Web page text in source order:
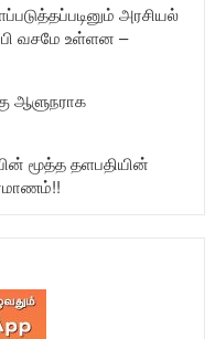
அரசியல்
வசமே உள்ளன –
ஆளுநராக
மூத்த தளபதியின்